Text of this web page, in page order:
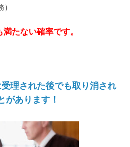
）
たない確率です。
理された後でも取り消され
があります！